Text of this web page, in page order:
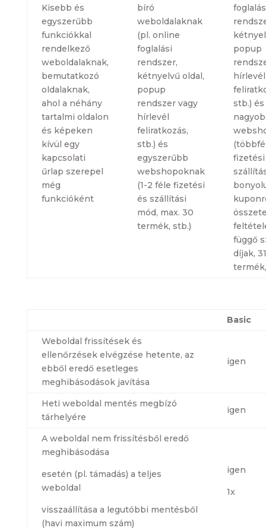
Kisebb és
egyszerűbb
funkciókkal
rendelkező
weboldalaknak,
bemutatkozó
oldalaknak,
ahol a néhány
tartalmi oldalon
és képeken
kívül egy
kapcsolati
űrlap szerepel
még
funkcióként
bíró
weboldalaknak
(pl. online
foglalási
rendszer,
kétnyelvű oldal,
popup
rendszer vagy
hírlevél
feliratkozás,
stb.) és
egyszerűbb
webshopoknak
(1-2 féle fizetési
és szállítási
mód, max. 30
termék, stb.)
popup
hírlevél
stb.) és
fizetési
függő
díjak,
Basic
Weboldal frissítések és
ellenőrzések elvégzése hetente, az
ebből eredő esetleges
meghibásodások javítása
igen
Heti weboldal mentés megbízó
tárhelyére
igen
A weboldal nem frissítésből eredő
meghibásodása
esetén (pl. támadás) a teljes
weboldal
visszaállítása a legutóbbi mentésből
(havi maximum szám)
igen
1x